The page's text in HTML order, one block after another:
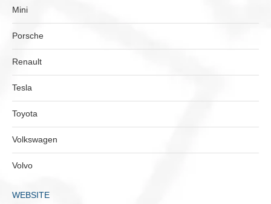
Mini
Porsche
Renault
Tesla
Toyota
Volkswagen
Volvo
WEBSITE